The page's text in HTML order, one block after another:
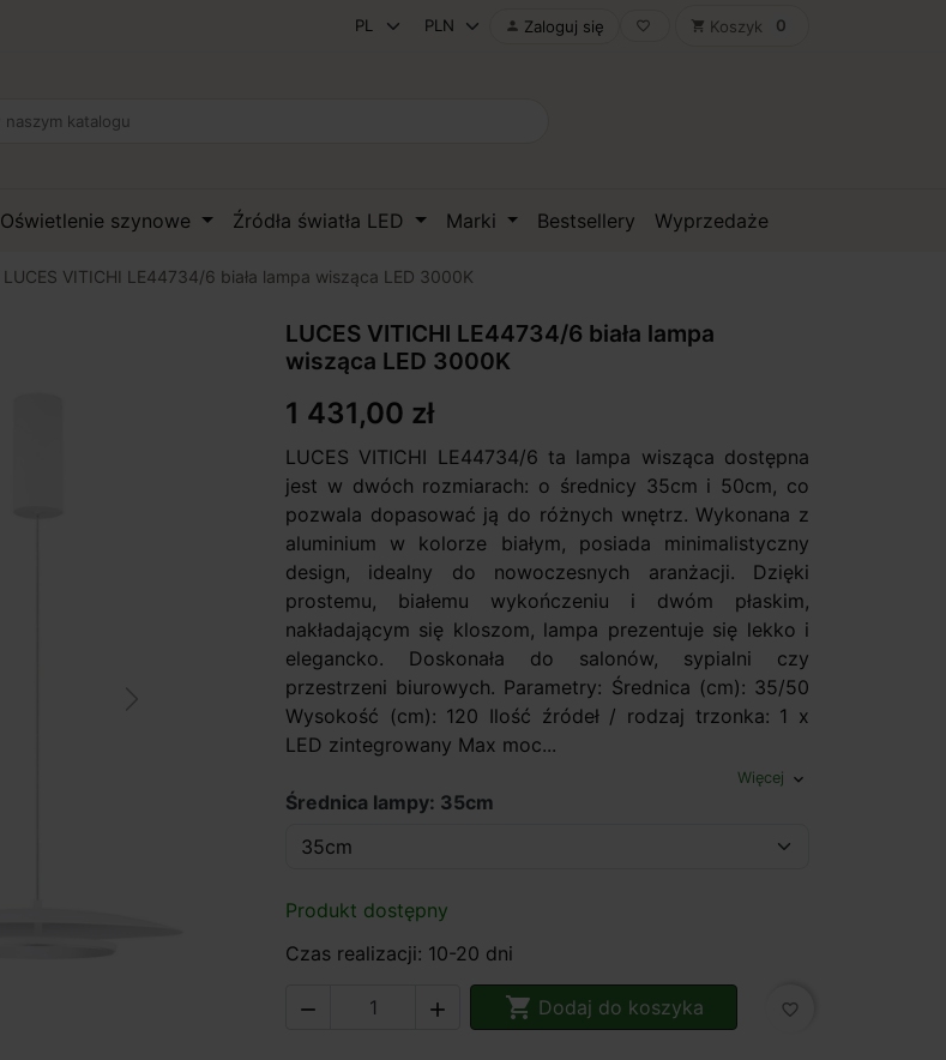
 Zaloguj się favorite_border shopping_cart Koszyk 0
Oświetlenie szynowe Źródła światła LED Marki Bestsellery Wyprzedaże
LUCES VITICHI LE44734/6 biała lampa wisząca LED 3000K
LUCES VITICHI LE44734/6 biała lampa
wisząca LED 3000K
1 431,00 zł
LUCES VITICHI LE44734/6 ta lampa wisząca dostępna
jest w dwóch rozmiarach: o średnicy 35cm i 50cm, co
pozwala dopasować ją do różnych wnętrz. Wykonana z
aluminium w kolorze białym, posiada minimalistyczny
design, idealny do nowoczesnych aranżacji. Dzięki
prostemu, białemu wykończeniu i dwóm płaskim,
nakładającym się kloszom, lampa prezentuje się lekko i
elegancko. Doskonała do salonów, sypialni czy
przestrzeni biurowych. Parametry: Średnica (cm): 35/50
Wysokość (cm): 120 Ilość źródeł / rodzaj trzonka: 1 x
LED zintegrowany Max moc...
Więcej expand_more
Średnica lampy: 35cm
Produkt dostępny
Czas realizacji: 10-20 dni
   Dodaj do koszyka favorite_border